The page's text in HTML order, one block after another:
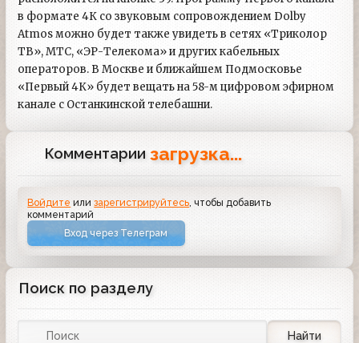
в формате 4К со звуковым сопровождением Dolby
Atmos можно будет также увидеть в сетях «Триколор
ТВ», МТС, «ЭР-Телекома» и других кабельных
операторов. В Москве и ближайшем Подмосковье
«Первый 4К» будет вещать на 58-м цифровом эфирном
канале с Останкинской телебашни.
Комментариизагрузка...
Войдите илизарегистрируйтесь, чтобы добавить
комментарий
Вход через Телеграм
Поиск по разделу
Найти